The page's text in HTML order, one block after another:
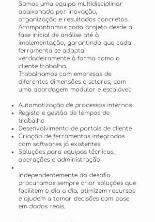
Somos uma equipa multidisciplinar
apaixonada por inovação,
organização e resultados concretos.
Acompanhamos cada projeto desde a
fase inicial de análise até à
implementação, garantindo que cada
ferramenta se adapta
verdadeiramente à forma como o
cliente trabalha.
Trabalhamos com empresas de
diferentes dimensões e setores, com
uma abordagem modular e escalável:
Automatização de processos internos
Registo e gestão de tempos de
trabalho
Desenvolvimento de portais de cliente
Criação de ferramentas integradas
com softwares já existentes
Soluções para equipas técnicas,
operações e administração
Independentemente do desafio,
procuramos sempre criar soluções que
facilitem o dia a dia, otimizem recursos
e ajudem a tomar decisões com base
em dados reais.